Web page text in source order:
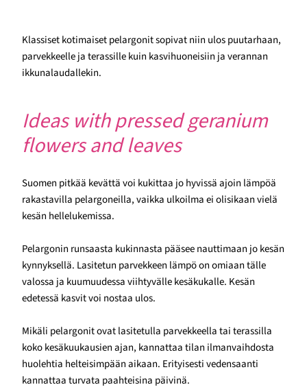
Klassiset kotimaiset pelargonit sopivat niin ulos puutarhaan,
parvekkeelle ja terassille kuin kasvihuoneisiin ja verannan
ikkunalaudallekin.
Ideas with pressed geranium
flowers and leaves
Suomen pitkää kevättä voi kukittaa jo hyvissä ajoin lämpöä
rakastavilla pelargoneilla, vaikka ulkoilma ei olisikaan vielä
kesän hellelukemissa.
Pelargonin runsaasta kukinnasta pääsee nauttimaan jo kesän
kynnyksellä. Lasitetun parvekkeen lämpö on omiaan tälle
valossa ja kuumuudessa viihtyvälle kesäkukalle. Kesän
edetessä kasvit voi nostaa ulos.
Mikäli pelargonit ovat lasitetulla parvekkeella tai terassilla
koko kesäkuukausien ajan, kannattaa tilan ilmanvaihdosta
huolehtia helteisimpään aikaan. Erityisesti vedensaanti
kannattaa turvata paahteisina päivinä.